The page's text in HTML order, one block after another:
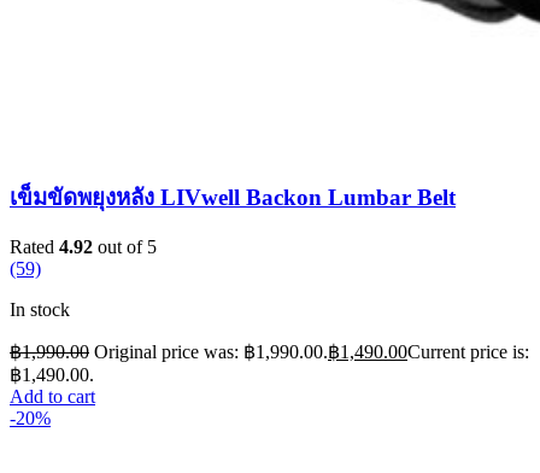
เข็มขัดพยุงหลัง LIVwell Backon Lumbar Belt
Rated 4.92 out of 5
(59)
In stock
฿1,990.00 Original price was: ฿1,990.00.฿1,490.00Current price is:
฿1,490.00.
Add to cart
-20%